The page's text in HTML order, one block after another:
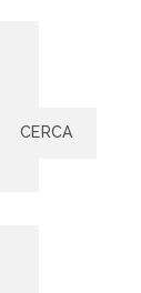
CERCA